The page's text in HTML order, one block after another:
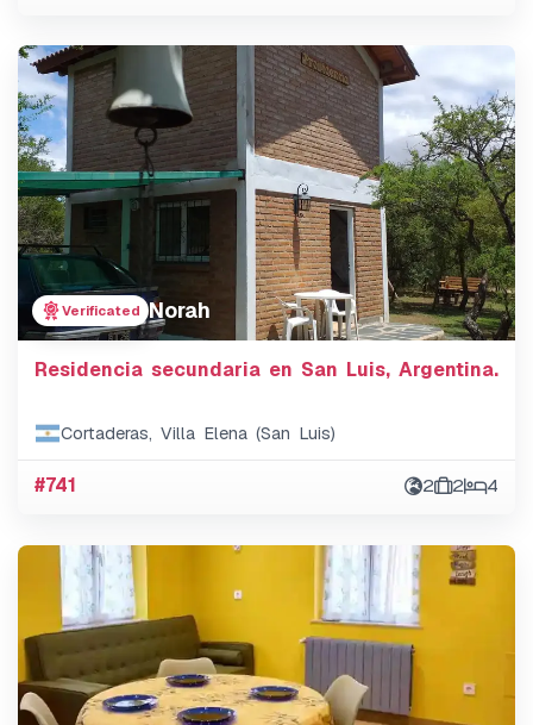
Verificated Norah
Residencia secundaria en San Luis, Argentina.
Cortaderas, Villa Elena (San Luis)
#741 2 2 4